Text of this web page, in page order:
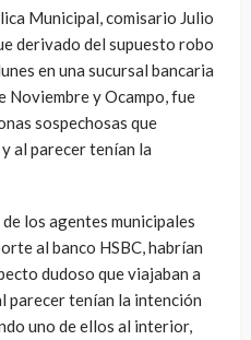
Municipal, comisario Julio
derivado del supuesto robo
en una sucursal bancaria
Noviembre y Ocampo, fue
sospechosas que
al parecer tenían la
los agentes municipales
al banco HSBC, habrían
dudoso que viajaban a
parecer tenían la intención
uno de ellos al interior,